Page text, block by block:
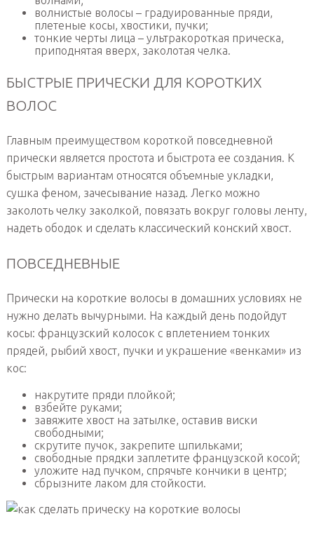
волнистые волосы – градуированные пряди,
плетеные косы, хвостики, пучки;
тонкие черты лица – ультракороткая прическа,
приподнятая вверх, заколотая челка.
БЫСТРЫЕ ПРИЧЕСКИ ДЛЯ КОРОТКИХ
ВОЛОС
Главным преимуществом короткой повседневной
прически является простота и быстрота ее создания. К
быстрым вариантам относятся объемные укладки,
сушка феном, зачесывание назад. Легко можно
заколоть челку заколкой, повязать вокруг головы ленту,
надеть ободок и сделать классический конский хвост.
ПОВСЕДНЕВНЫЕ
Прически на короткие волосы в домашних условиях не
нужно делать вычурными. На каждый день подойдут
косы: французский колосок с вплетением тонких
прядей, рыбий хвост, пучки и украшение «венками» из
кос:
накрутите пряди плойкой;
взбейте руками;
завяжите хвост на затылке, оставив виски
свободными;
скрутите пучок, закрепите шпильками;
свободные прядки заплетите французской косой;
уложите над пучком, спрячьте кончики в центр;
сбрызните лаком для стойкости.